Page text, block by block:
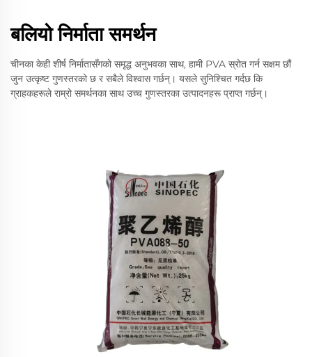
बलियो निर्माता समर्थन
चीनका केही शीर्ष निर्मातासँगको समृद्ध अनुभवका साथ, हामी PVA स्रोत गर्न सक्षम छौं
जुन उत्कृष्ट गुणस्तरको छ र सबैले विश्वास गर्छन्। यसले सुनिश्चित गर्दछ कि
ग्राहकहरूले राम्रो समर्थनका साथ उच्च गुणस्तरका उत्पादनहरू प्राप्त गर्छन्।